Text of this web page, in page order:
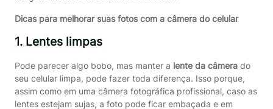
Dicas para melhorar suas fotos com a câmera do celular
1. Lentes limpas
Pode parecer algo bobo, mas manter a lente da câmerado
seu celular limpa, pode fazer toda diferença. Isso porque,
assim como em uma câmera fotográfica profissional, caso as
lentes estejam sujas, a foto pode ficar embaçada e em